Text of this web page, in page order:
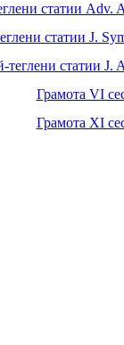
статии Adv.
статии J.
теглени статии J.
Грамота VI
Грамота XI